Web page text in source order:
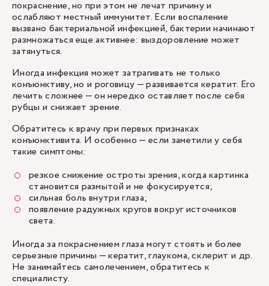
покраснение, но при этом не лечат причину и
ослабляют местный иммунитет. Если воспаление
вызвано бактериальной инфекцией, бактерии начинают
размножаться еще активнее: выздоровление может
затянуться.
Иногда инфекция может затрагивать не только
конъюнктиву, но и роговицу — развивается кератит. Его
лечить сложнее — он нередко оставляет после себя
рубцы и снижает зрение.
Обратитесь к врачу при первых признаках
конъюнктивита. И особенно — если заметили у себя
такие симптомы:
резкое снижение остроты зрения, когда картинка
становится размытой и не фокусируется;
сильная боль внутри глаза;
появление радужных кругов вокруг источников
света.
Иногда за покраснением глаза могут стоять и более
серьезные причины — кератит, глаукома, склерит и др.
Не занимайтесь самолечением, обратитесь к
специалисту.